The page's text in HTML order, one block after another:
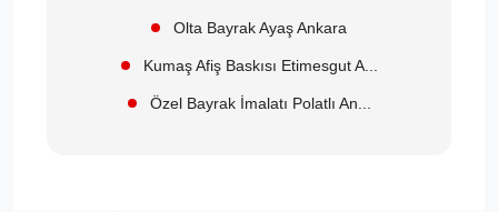
Olta Bayrak Ayaş Ankara
Kumaş Afiş Baskısı Etimesgut A...
Özel Bayrak İmalatı Polatlı An...